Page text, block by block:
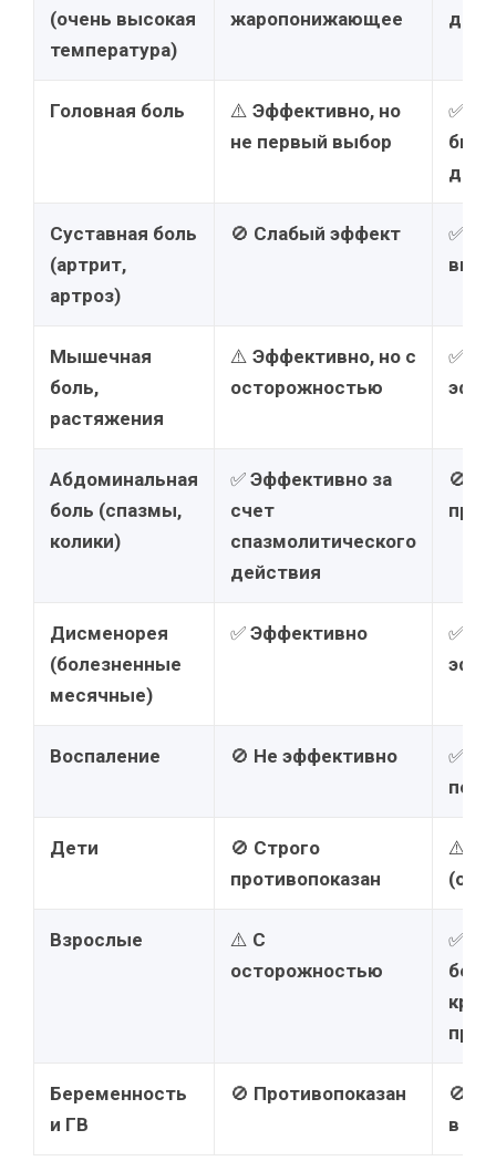
(очень высокая
температура)
жаропонижающее
Головная боль ⚠️ Эффективно, но
не первый выбор
✅
Суставная боль
(артрит,
артроз)
🚫 Слабый эффект ✅
Мышечная
боль,
растяжения
⚠️ Эффективно, но с
осторожностью
✅
Абдоминальная
боль (спазмы,
колики)
✅ Эффективно за
счет
спазмолитического
действия
🚫
при
Дисменорея
(болезненные
месячные)
✅ Эффективно ✅
Воспаление 🚫 Не эффективно ✅
Дети 🚫 Строго
противопоказан
⚠️
Взрослые ⚠️ С
осторожностью
✅
Беременность
и ГВ
🚫 Противопоказан 🚫
в III